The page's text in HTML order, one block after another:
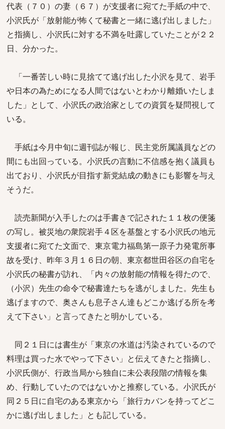
代表（７０）の妻（６７）が支援者に宛てた手紙の中で、
小沢氏が「放射能が怖くて秘書と一緒に逃げ出しました」
と指摘し、小沢氏に対する不満を吐露していたことが２２
日、分かった。
「一番苦しい時に見捨てて逃げ出した小沢を見て、岩手
や日本の為ためになる人間ではないとわかり離婚いたしま
した」として、小沢氏の政治家としての資質を疑問視して
いる。
手紙は今月中旬に週刊誌が報じ、民主党所属議員などの
間にも出回っている。小沢氏の言動に不信感を抱く議員も
出ており、小沢氏が目指す新党結成の動きにも影響を与え
そうだ。
読売新聞が入手したのは手書きで記された１１枚の便箋
の写し。被災地の衆院岩手４区を基盤とする小沢氏の地元
支援者に宛てた文面で、東京電力福島第一原子力発電所事
故を受け、昨年３月１６日の朝、東京都世田谷区の自宅を
小沢氏の秘書が訪れ、「内々の放射能の情報を得たので、
（小沢）先生の命令で秘書達たちを逃がしました。先生も
逃げますので、奥さんも息子さん達もどこか逃げる所を考
えて下さい」と言ってきたと明かしている。
同２１日には書生が「東京の水道は汚染されているので
料理は買った水でやって下さい」と伝えてきたと指摘し、
小沢氏側が、行政当局から独自に未公表段階の情報を集
め、行動していたのではないかと推察している。小沢氏が
同２５日に自宅のある東京から「旅行カバンを持ってどこ
かに逃げ出しました」とも記している。